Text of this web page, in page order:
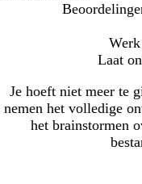
Laat
Je hoeft niet meer te
nemen het volledige
het brainstormen